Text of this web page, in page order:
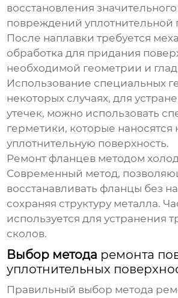
восстановления
повреждений уплотнительной
После наплавки требуется
обработка для придания
необходимой геометрии и
Использование специальных
некоторых случаях, для
утечек, можно использовать
герметики, которые наносятся
уплотнительную поверхность.
Ремонт фланцев методом
Современный метод,
восстанавливать фланцы без
сохраняя структуру металла.
используется для устранения
сколов.
Выбор метода ремонта
уплотнительных
Правильный выбор метода